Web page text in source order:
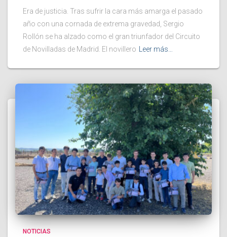
Era de justicia. Tras sufrir la cara más amarga el pasado
año con una cornada de extrema gravedad, Sergio
Rollón se ha alzado como el gran triunfador del Circuito
de Novilladas de Madrid. El novillero
Leer más…
NOTICIAS